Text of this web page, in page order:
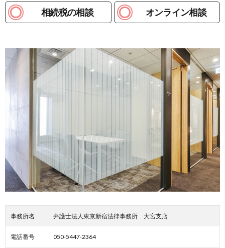
相続税の相談 オンライン相談
事務所名 弁護士法人東京新宿法律事務所 大宮支店
電話番号 050-5447-2364